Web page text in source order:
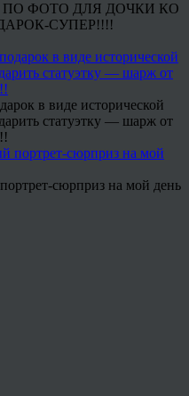
ПО ФОТО ДЛЯ ДОЧКИ КО
СУПЕР!!!!
в виде исторической
статуэтку — шарж от
сюрприз на мой день